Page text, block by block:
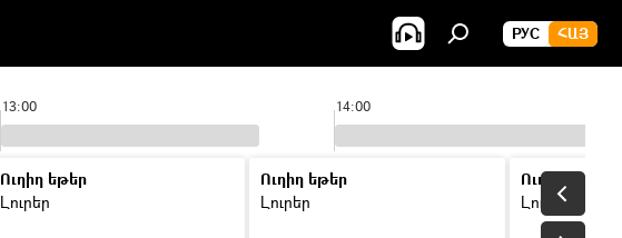
РУС ՀԱՅ
13:00 14:00
Ուղիղ եթեր
Լուրեր
Ուղիղ եթեր
Լուրեր
Ուղիղ եթեր
Լուրեր